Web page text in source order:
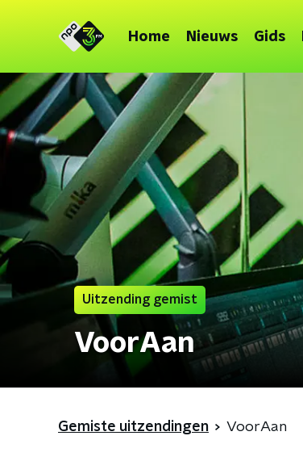
Home Nieuws Gids
Uitzending gemist
VoorAan
Gemiste uitzendingen VoorAan